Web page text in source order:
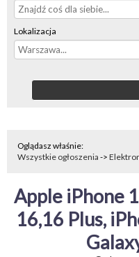
Lokalizacja
Oglądasz właśnie:
Wszystkie ogłoszenia ->
Apple iPhone
16,16 Plus,